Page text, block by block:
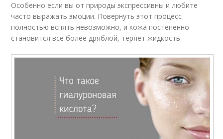
Особенно если вы от природы экспрессивны и любите
часто выражать эмоции. Повернуть этот процесс
полностью вспять невозможно, и кожа постепенно
становится все более дряблой, теряет жидкость.